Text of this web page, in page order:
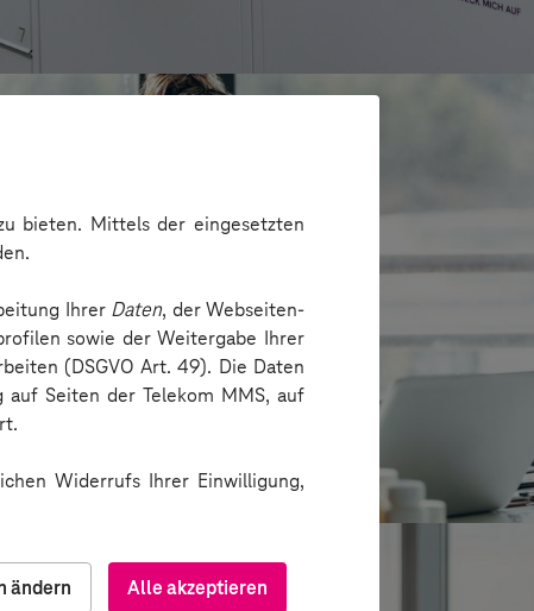
bieten. Mittels der eingesetzten
Ihrer Daten, der Webseiten-
sowie der Weitergabe Ihrer
(DSGVO Art. 49). Die Daten
Seiten der Telekom MMS, auf
Widerrufs Ihrer Einwilligung,
Alle akzeptieren
ändern
über Messenger